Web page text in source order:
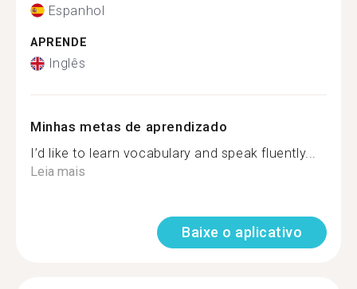
Espanhol
APRENDE
Inglês
Minhas metas de aprendizado
I’d like to learn vocabulary and speak fluently...
Leia mais
Baixe o aplicativo